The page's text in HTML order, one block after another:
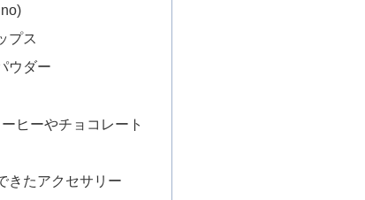
プス
ウダー
ヒーやチョコレート
きたアクセサリー